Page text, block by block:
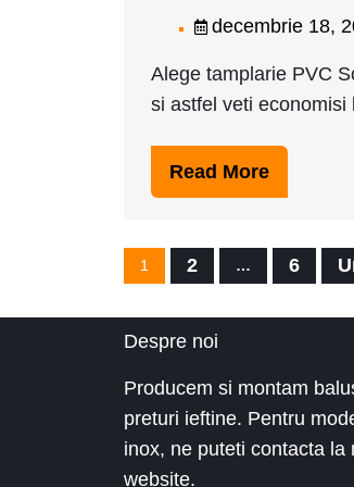
decembrie 18,
Alege tamplarie PVC
si astfel veti economisi
Read MoreRead
More
Paginație
1 2 … 6
Despre noi
Producem si montam
preturi ieftine. Pentru
inox, ne puteti contacta la
website.